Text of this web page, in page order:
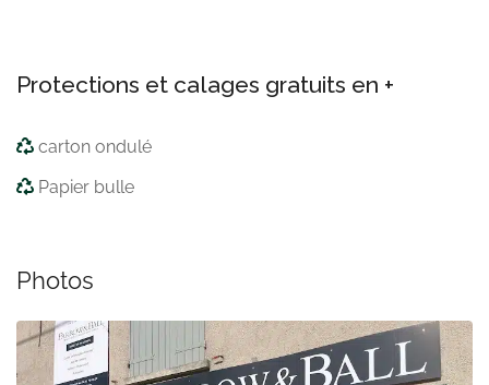
Protections et calages gratuits en +
carton ondulé
Papier bulle
Photos